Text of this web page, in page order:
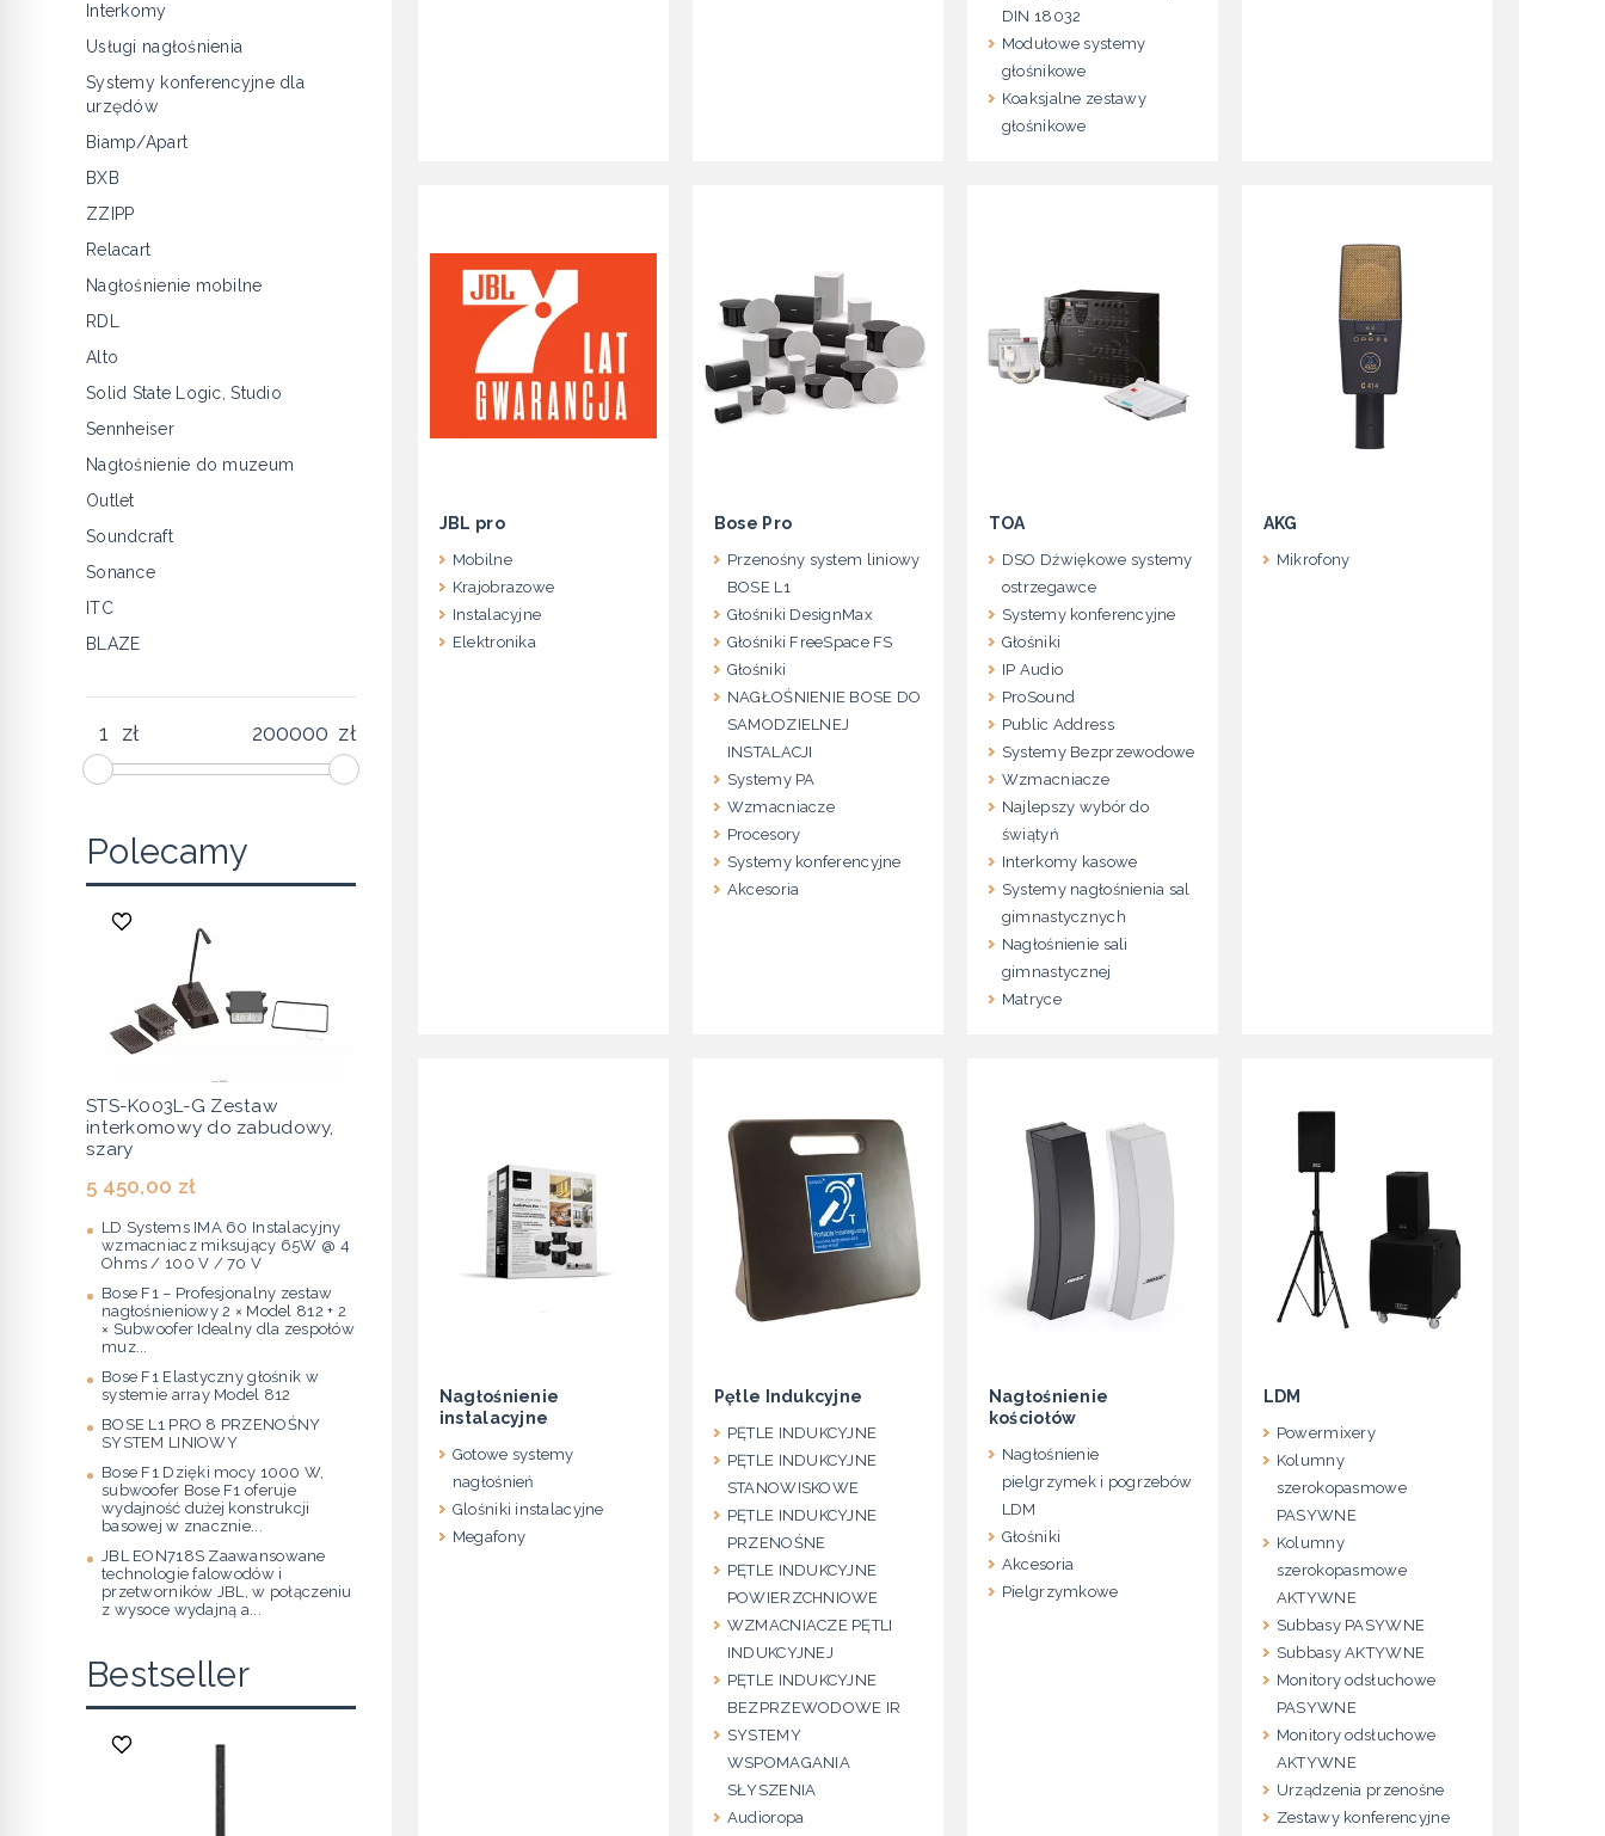
DIN 18032
Modułowe systemy
głośnikowe
Koaksjalne zestawy
głośnikowe
JBL pro
Mobilne
Krajobrazowe
Instalacyjne
Elektronika
Bose Pro
Przenośny system liniowy
BOSE L1
Głośniki DesignMax
Głośniki FreeSpace FS
Głośniki
NAGŁOŚNIENIE BOSE DO
SAMODZIELNEJ
INSTALACJI
Systemy PA
Wzmacniacze
Procesory
Systemy konferencyjne
Akcesoria
TOA
DSO Dźwiękowe systemy
ostrzegawce
Systemy konferencyjne
Głośniki
IP Audio
ProSound
Public Address
Systemy Bezprzewodowe
Wzmacniacze
Najlepszy wybór do
świątyń
Interkomy kasowe
Systemy nagłośnienia sal
gimnastycznych
Nagłośnienie sali
gimnastycznej
Matryce
AKG
Mikrofony
Nagłośnienie
instalacyjne
Gotowe systemy
nagłośnień
Glośniki instalacyjne
Megafony
Pętle Indukcyjne
PĘTLE INDUKCYJNE
PĘTLE INDUKCYJNE
STANOWISKOWE
PĘTLE INDUKCYJNE
PRZENOŚNE
PĘTLE INDUKCYJNE
POWIERZCHNIOWE
WZMACNIACZE PĘTLI
INDUKCYJNEJ
PĘTLE INDUKCYJNE
BEZPRZEWODOWE IR
SYSTEMY
WSPOMAGANIA
SŁYSZENIA
Audioropa
Nagłośnienie
kościołów
Nagłośnienie
pielgrzymek i pogrzebów
LDM
Głośniki
Akcesoria
Pielgrzymkowe
LDM
Powermixery
Kolumny
szerokopasmowe
PASYWNE
Kolumny
szerokopasmowe
AKTYWNE
Subbasy PASYWNE
Subbasy AKTYWNE
Monitory odsłuchowe
PASYWNE
Monitory odsłuchowe
AKTYWNE
Urządzenia przenośne
Zestawy konferencyjne
Interkomy
Usługi nagłośnienia
Systemy konferencyjne dla
urzędów
Biamp/Apart
BXB
ZZIPP
Relacart
Nagłośnienie mobilne
RDL
Alto
Solid State Logic, Studio
Sennheiser
Nagłośnienie do muzeum
Outlet
Soundcraft
Sonance
ITC
BLAZE
zł zł
Polecamy
STS-K003L-G Zestaw
interkomowy do zabudowy,
szary
5 450,00 zł
LD Systems IMA 60 Instalacyjny
wzmacniacz miksujący 65W @ 4
Ohms / 100 V / 70 V
Bose F1 – Profesjonalny zestaw
nagłośnieniowy 2 × Model 812 + 2
× Subwoofer Idealny dla zespołów
muz...
Bose F1 Elastyczny głośnik w
systemie array Model 812
BOSE L1 PRO 8 PRZENOŚNY
SYSTEM LINIOWY
Bose F1 Dzięki mocy 1000 W,
subwoofer Bose F1 oferuje
wydajność dużej konstrukcji
basowej w znacznie...
JBL EON718S Zaawansowane
technologie falowodów i
przetworników JBL, w połączeniu
z wysoce wydajną a...
Bestseller